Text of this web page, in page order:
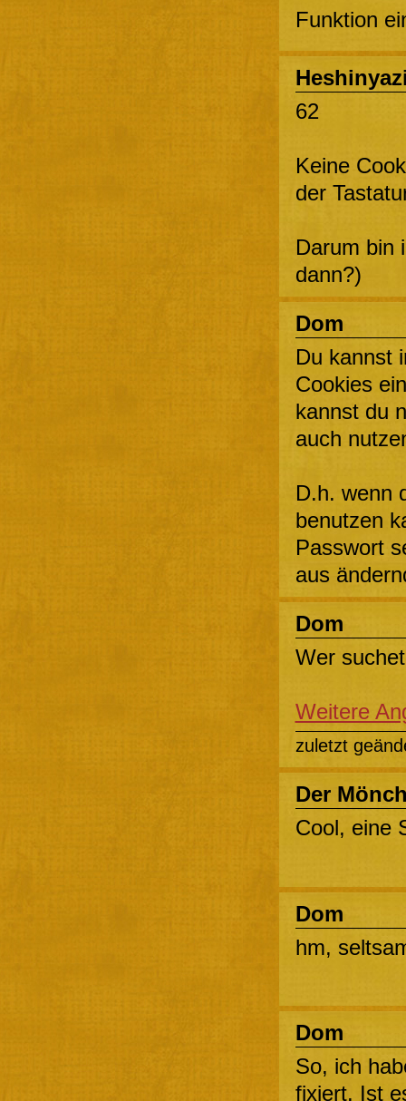
Funktion
62
Keine
der
Darum bin
dann?)
Dom
Du kannst
Cookies
kannst du
auch
D.h. wenn
benutzen
Passwort
aus
Dom
Wer
Weitere
zuletzt
Der
Cool, eine
Dom
hm,
Dom
So, ich
fixiert. Ist